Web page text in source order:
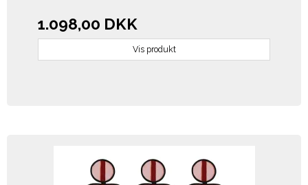
1.098,00 DKK
Vis produkt